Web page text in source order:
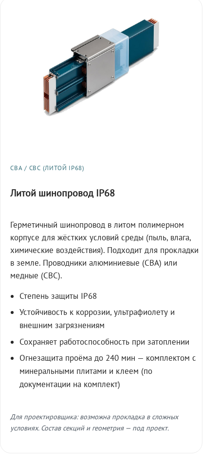
СВА / СВС (ЛИТОЙ IP68)
Литой шинопровод IP68
Герметичный шинопровод в литом полимерном
корпусе для жёстких условий среды (пыль, влага,
химические воздействия). Подходит для прокладки
в земле. Проводники алюминиевые (СВА) или
медные (СВС).
Степень защиты IP68
Устойчивость к коррозии, ультрафиолету и
внешним загрязнениям
Сохраняет работоспособность при затоплении
Огнезащита проёма до 240 мин — комплектом с
минеральными плитами и клеем (по
документации на комплект)
Для проектировщика: возможна прокладка в сложных
условиях. Состав секций и геометрия — под проект.